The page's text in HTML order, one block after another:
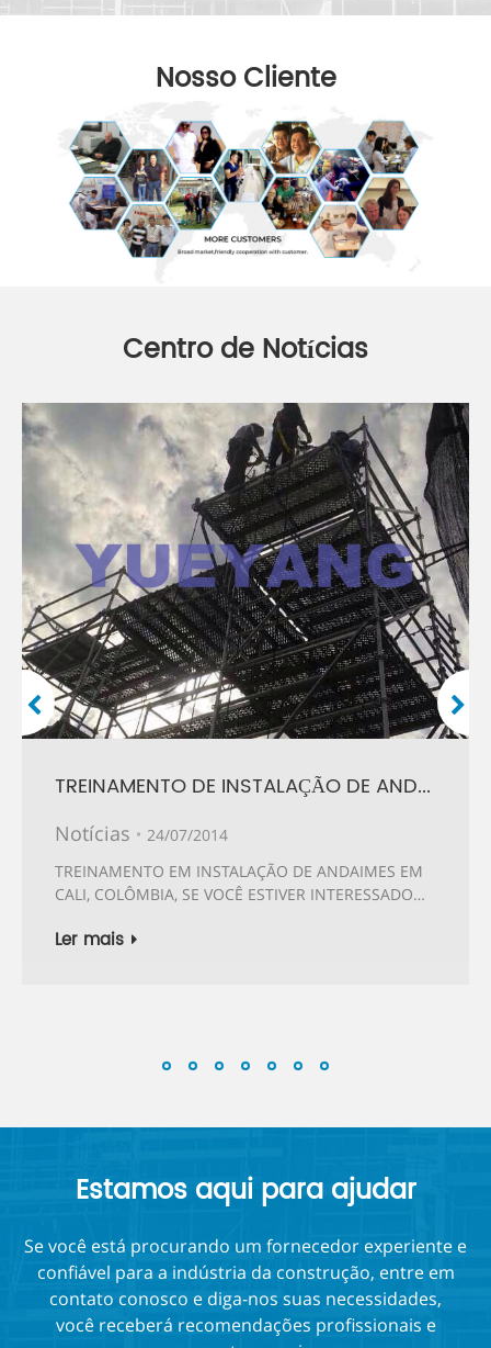
Nosso Cliente
Centro de Notícias
TREINAMENTO DE INSTALAÇÃO DE ANDAIMES 2014
Notícias
24/07/2014
TREINAMENTO EM INSTALAÇÃO DE ANDAIMES EM
CALI, COLÔMBIA, SE VOCÊ ESTIVER INTERESSADO
Ler mais
Estamos aqui para ajudar
Se você está procurando um fornecedor experiente e
confiável para a indústria da construção, entre em
contato conosco e diga-nos suas necessidades,
você receberá recomendações profissionais e